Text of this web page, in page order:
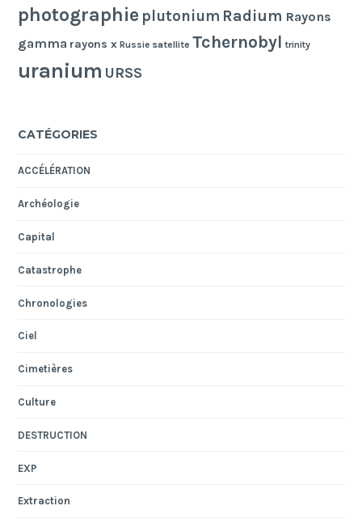
photographie plutonium Radium Rayons
gamma rayons x Russie satellite Tchernobyl trinity
uranium URSS
CATÉGORIES
ACCÉLÉRATION
Archéologie
Capital
Catastrophe
Chronologies
Ciel
Cimetières
Culture
DESTRUCTION
EXP
Extraction